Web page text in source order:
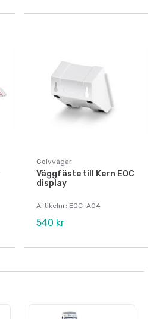
Golvvågar
Väggfäste till Kern EOC
display
Artikelnr: EOC-A04
540 kr